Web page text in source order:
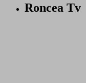
Roncea Tv